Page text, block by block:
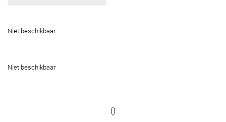
Niet beschikbaar
Niet beschikbaar
()